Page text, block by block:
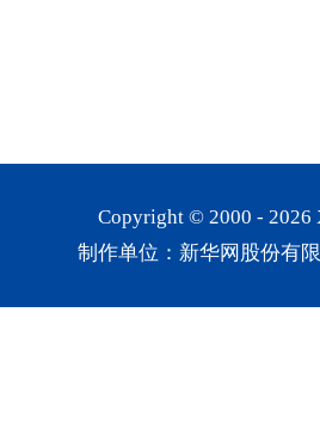
Copyright © 2000 - 2026
制作单位：新华网股份